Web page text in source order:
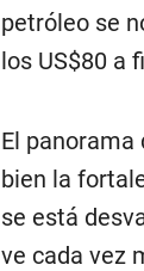
petróleo se
los US$80 a
El
bien la
se está
ve cada vez